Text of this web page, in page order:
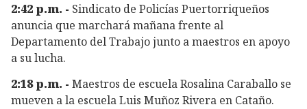
2:42 p.m. - Sindicato de Policías Puertorriqueños
anuncia que marchará mañana frente al
Departamento del Trabajo junto a maestros en apoyo
a su lucha.
2:18 p.m. - Maestros de escuela Rosalina Caraballo se
mueven a la escuela Luis Muñoz Rivera en Cataño.